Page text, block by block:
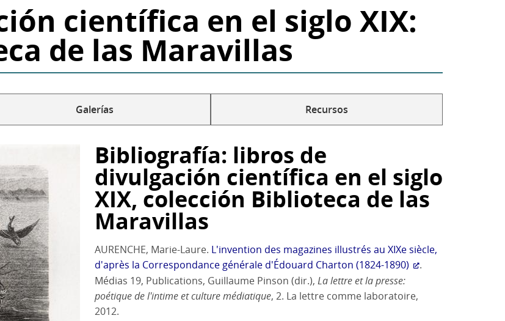
científica en el siglo XIX:
de las Maravillas
Galerías Recursos
Bibliografía: libros de
divulgación científica en el siglo
XIX, colección Biblioteca de las
Maravillas
AURENCHE, Marie-Laure. L'invention des magazines illustrés au XIXe siècle,
d'après la Correspondance générale d'Édouard Charton (1824-1890)
.
Médias 19, Publications, Guillaume Pinson (dir.), La lettre et la presse:
poétique de l'intime et culture médiatique, 2. La lettre comme laboratoire,
2012.